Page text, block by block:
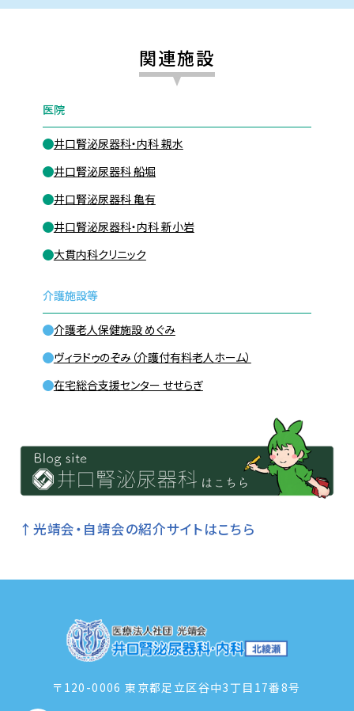
関連施設
医院
井口腎泌尿器科・内科 親水
井口腎泌尿器科 船堀
井口腎泌尿器科 亀有
井口腎泌尿器科・内科 新小岩
大貫内科クリニック
介護施設等
介護老人保健施設 めぐみ
ヴィラドゥのぞみ（介護付有料老人ホーム）
在宅総合支援センター せせらぎ
↑光靖会・自靖会の紹介サイトはこちら
〒120-0006 東京都足立区谷中3丁目17番8号